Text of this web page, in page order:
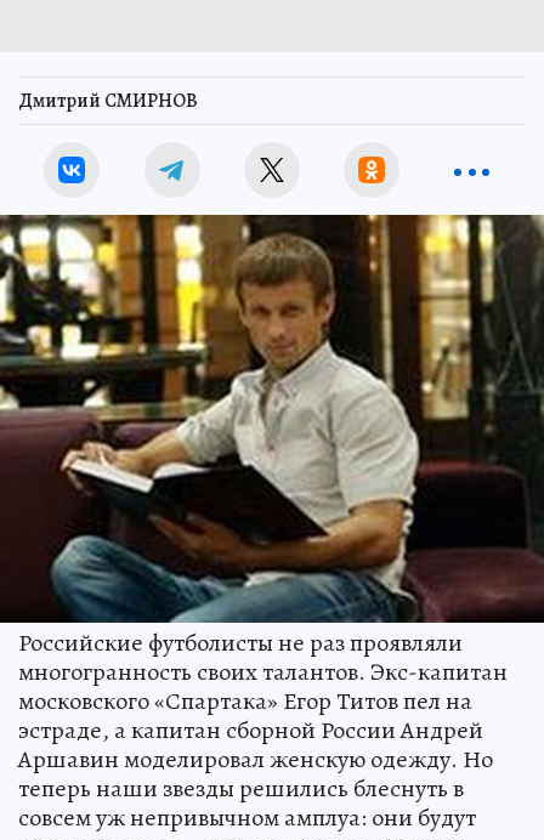
Дмитрий СМИРНОВ
Российские футболисты не раз проявляли
многогранность своих талантов. Экс-капитан
московского «Спартака» Егор Титов пел на
эстраде, а капитан сборной России Андрей
Аршавин моделировал женскую одежду. Но
теперь наши звезды решились блеснуть в
совсем уж непривычном амплуа: они будут